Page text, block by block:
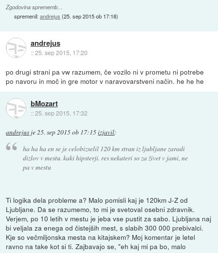
Zgodovina sprememb…
spremenil:andrejus (25. sep 2015 ob 17:18)
andrejus
::25. sep 2015, 17:20
po drugi strani pa vw razumem, če vozilo ni v prometu ni potrebe
po navoru in moč in gre motor v naravovarstveni način. he he he
bMozart
::25. sep 2015, 17:32
andrejus je25. sep 2015 ob 17:15izjavil:
ha ha ha en se je celobizselil 120 km stran iz ljubljane zaradi
dizlov v mestu. kaki hipsterji. res nekateri so za živet v jami, ne
pa v mestu
Ti logika dela probleme a? Malo pomisli kaj je 120km J-Z od
Ljubljane. Da se razumemo, to mi je svetoval osebni zdravnik.
Verjem, po 10 letih v mestu je jeba vse pustit za sabo. Ljubljana naj
bi veljala za enega od čistejših mest, s slabih 300 000 prebivalci.
Kje so večmiljonska mesta na kitajskem? Moj komentar je letel
ravno na take kot si ti. Zajbavajo se, "eh kaj mi pa bo, malo